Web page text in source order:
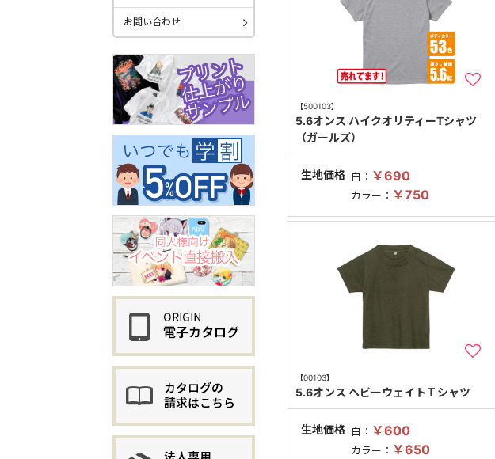
【500103】
5.6オンス ハイクオリティーTシャツ
（ガールズ）
生地価格 白： ￥690
カラー： ￥750
【00103】
5.6オンス ヘビーウェイトＴシャツ
生地価格 白： ￥600
カラー： ￥650
お問い合わせ